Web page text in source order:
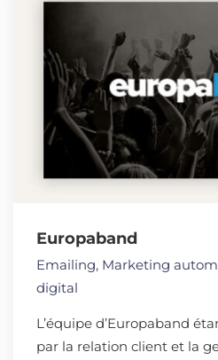
Europaband
Emailing, Marketing
digital
L’équipe d’Europaband
par la relation client et la